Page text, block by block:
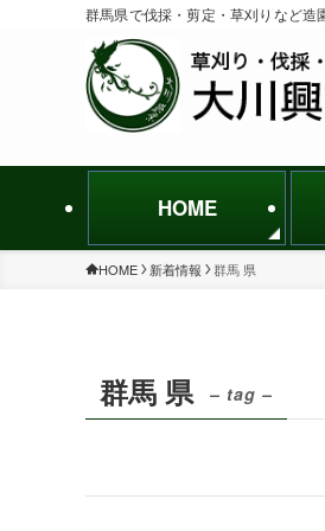
群馬県で伐採・剪定・草刈りなど造
HOME
HOME 新着情報 群馬 県
群馬 県 – tag –